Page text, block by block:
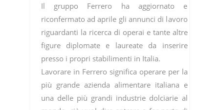
Il gruppo Ferrero ha aggiornato e
riconfermato ad aprile gli annunci di lavoro
riguardanti la ricerca di operai e tante altre
figure diplomate e laureate da inserire
presso i propri stabilimenti in Italia.
Lavorare in Ferrero significa operare per la
più grande azienda alimentare italiana e
una delle più grandi industrie dolciarie al